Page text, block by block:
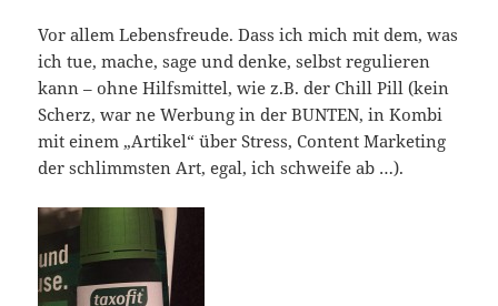
Vor allem Lebensfreude. Dass ich mich mit dem, was
ich tue, mache, sage und denke, selbst regulieren
kann – ohne Hilfsmittel, wie z.B. der Chill Pill (kein
Scherz, war ne Werbung in der BUNTEN, in Kombi
mit einem „Artikel“ über Stress, Content Marketing
der schlimmsten Art, egal, ich schweife ab …).